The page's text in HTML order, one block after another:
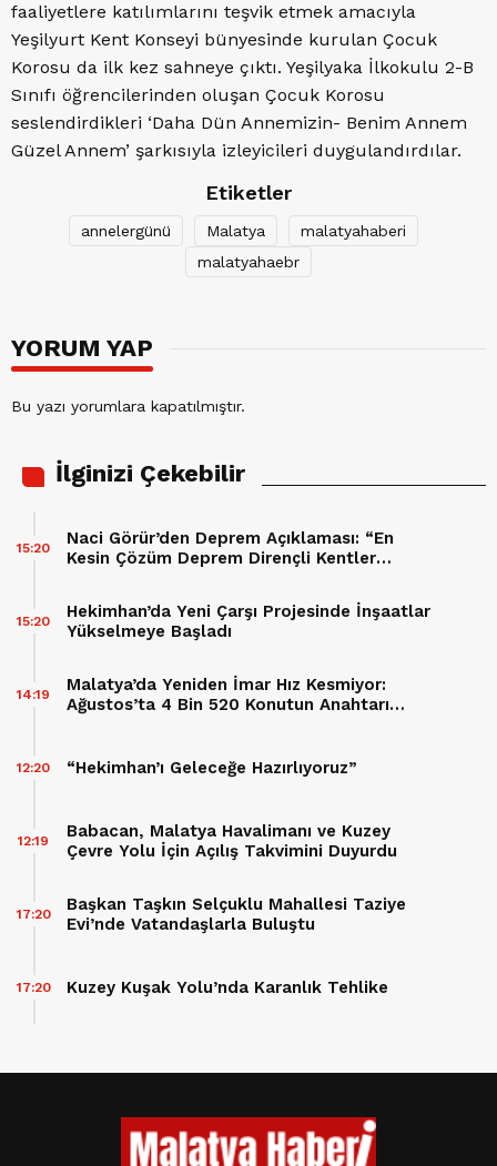
faaliyetlere katılımlarını teşvik etmek amacıyla
Yeşilyurt Kent Konseyi bünyesinde kurulan Çocuk
Korosu da ilk kez sahneye çıktı. Yeşilyaka İlkokulu 2-B
Sınıfı öğrencilerinden oluşan Çocuk Korosu
seslendirdikleri ‘Daha Dün Annemizin- Benim Annem
Güzel Annem’ şarkısıyla izleyicileri duygulandırdılar.
Etiketler
annelergünü Malatya
malatyahaberi
malatyahaebr
YORUM YAP
Bu yazı yorumlara kapatılmıştır.
İlginizi Çekebilir
Naci Görür’den Deprem Açıklaması: “En
Kesin Çözüm Deprem Dirençli Kentler
15:20
Hekimhan’da Yeni Çarşı Projesinde İnşaatlar
Yükselmeye Başladı
15:20
Malatya’da Yeniden İmar Hız Kesmiyor:
Ağustos’ta 4 Bin 520 Konutun Anahtarı
14:19
“Hekimhan’ı Geleceğe Hazırlıyoruz”
12:20
Babacan, Malatya Havalimanı ve Kuzey
Çevre Yolu İçin Açılış Takvimini Duyurdu
12:19
Başkan Taşkın Selçuklu Mahallesi Taziye
Evi’nde Vatandaşlarla Buluştu
17:20
Kuzey Kuşak Yolu’nda Karanlık Tehlike
17:20